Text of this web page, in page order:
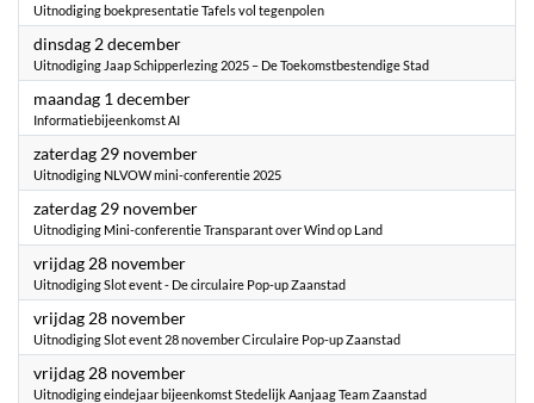
Uitnodiging boekpresentatie Tafels vol tegenpolen
dinsdag 2 december2025
Uitnodiging Jaap Schipperlezing 2025 – De Toekomstbestendige Stad
maandag 1 december2025
Informatiebijeenkomst AI
zaterdag 29 november2025
Uitnodiging NLVOW mini-conferentie 2025
zaterdag 29 november2025
Uitnodiging Mini-conferentie Transparant over Wind op Land
vrijdag 28 november2025
Uitnodiging Slot event - De circulaire Pop-up Zaanstad
vrijdag 28 november2025
Uitnodiging Slot event 28 november Circulaire Pop-up Zaanstad
vrijdag 28 november2025
Uitnodiging eindejaar bijeenkomst Stedelijk Aanjaag Team Zaanstad